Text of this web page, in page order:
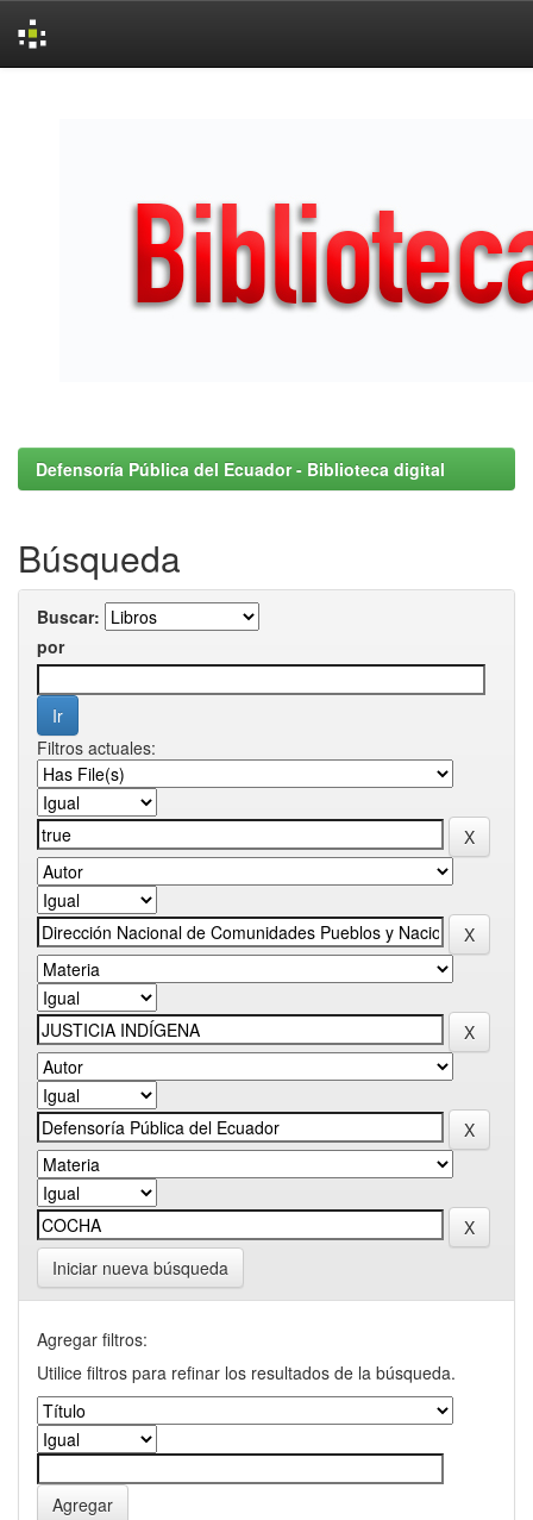
Defensoría Pública del Ecuador - Biblioteca digital
Búsqueda
Buscar:
por
Filtros actuales:
Iniciar nueva búsqueda
Agregar filtros:
Utilice filtros para refinar los resultados de la búsqueda.